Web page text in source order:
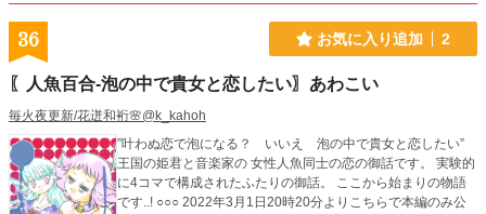
36 お気に入り追加 2
〖人魚百合-泡の中で貴女と恋したい〗あわこい
毎火夜更新/花迸和裄🌸@k_kahoh
”叶わぬ恋で泡になる？ いいえ 泡の中で貴女と恋したい”
王国の姫君と音楽家の 女性人魚同士の恋の御話です。 実験的
に4コマで構成されたふたりの御話。 ここから始まりの物語
です..! ○○○ 2022年3月1日20時20分よりこちらで本編のみ公